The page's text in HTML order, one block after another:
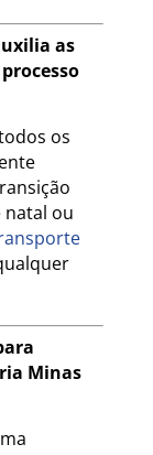
as
os
natal ou
Minas